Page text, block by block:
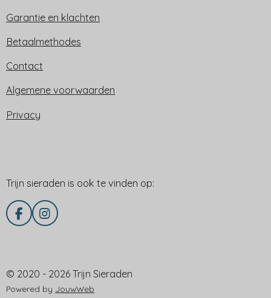
Garantie en klachten
Betaalmethodes
Contact
Algemene voorwaarden
Privacy
Trijn sieraden is ook te vinden op:
F
a
o
o
I
n
g
r
© 2020 - 2026 Trijn Sieraden
Powered by JouwWeb